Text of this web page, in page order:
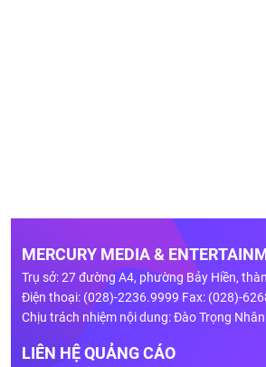
MERCURY MEDIA &
Trụ sở: 27 đường A4, phường Bảy Hiền,
Điện thoại: (028)-2236.9999 Fax: (028)-
Chịu trách nhiệm nội dung: Đào Trọng Nhân
LIÊN HỆ QUẢNG CÁO